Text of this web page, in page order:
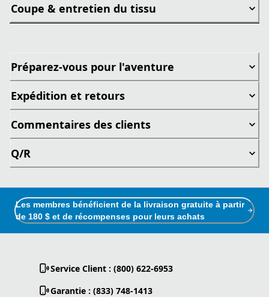
Coupe & entretien du tissu
Préparez-vous pour l'aventure
Expédition et retours
Commentaires des clients
Q/R
Les membres bénéficient de la livraison gratuite à partir
de 180 $ et de récompenses pour leurs achats
Service Client : (800) 622-6953
Garantie : (833) 748-1413